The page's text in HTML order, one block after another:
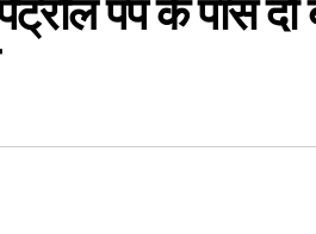
पंप के पास दो